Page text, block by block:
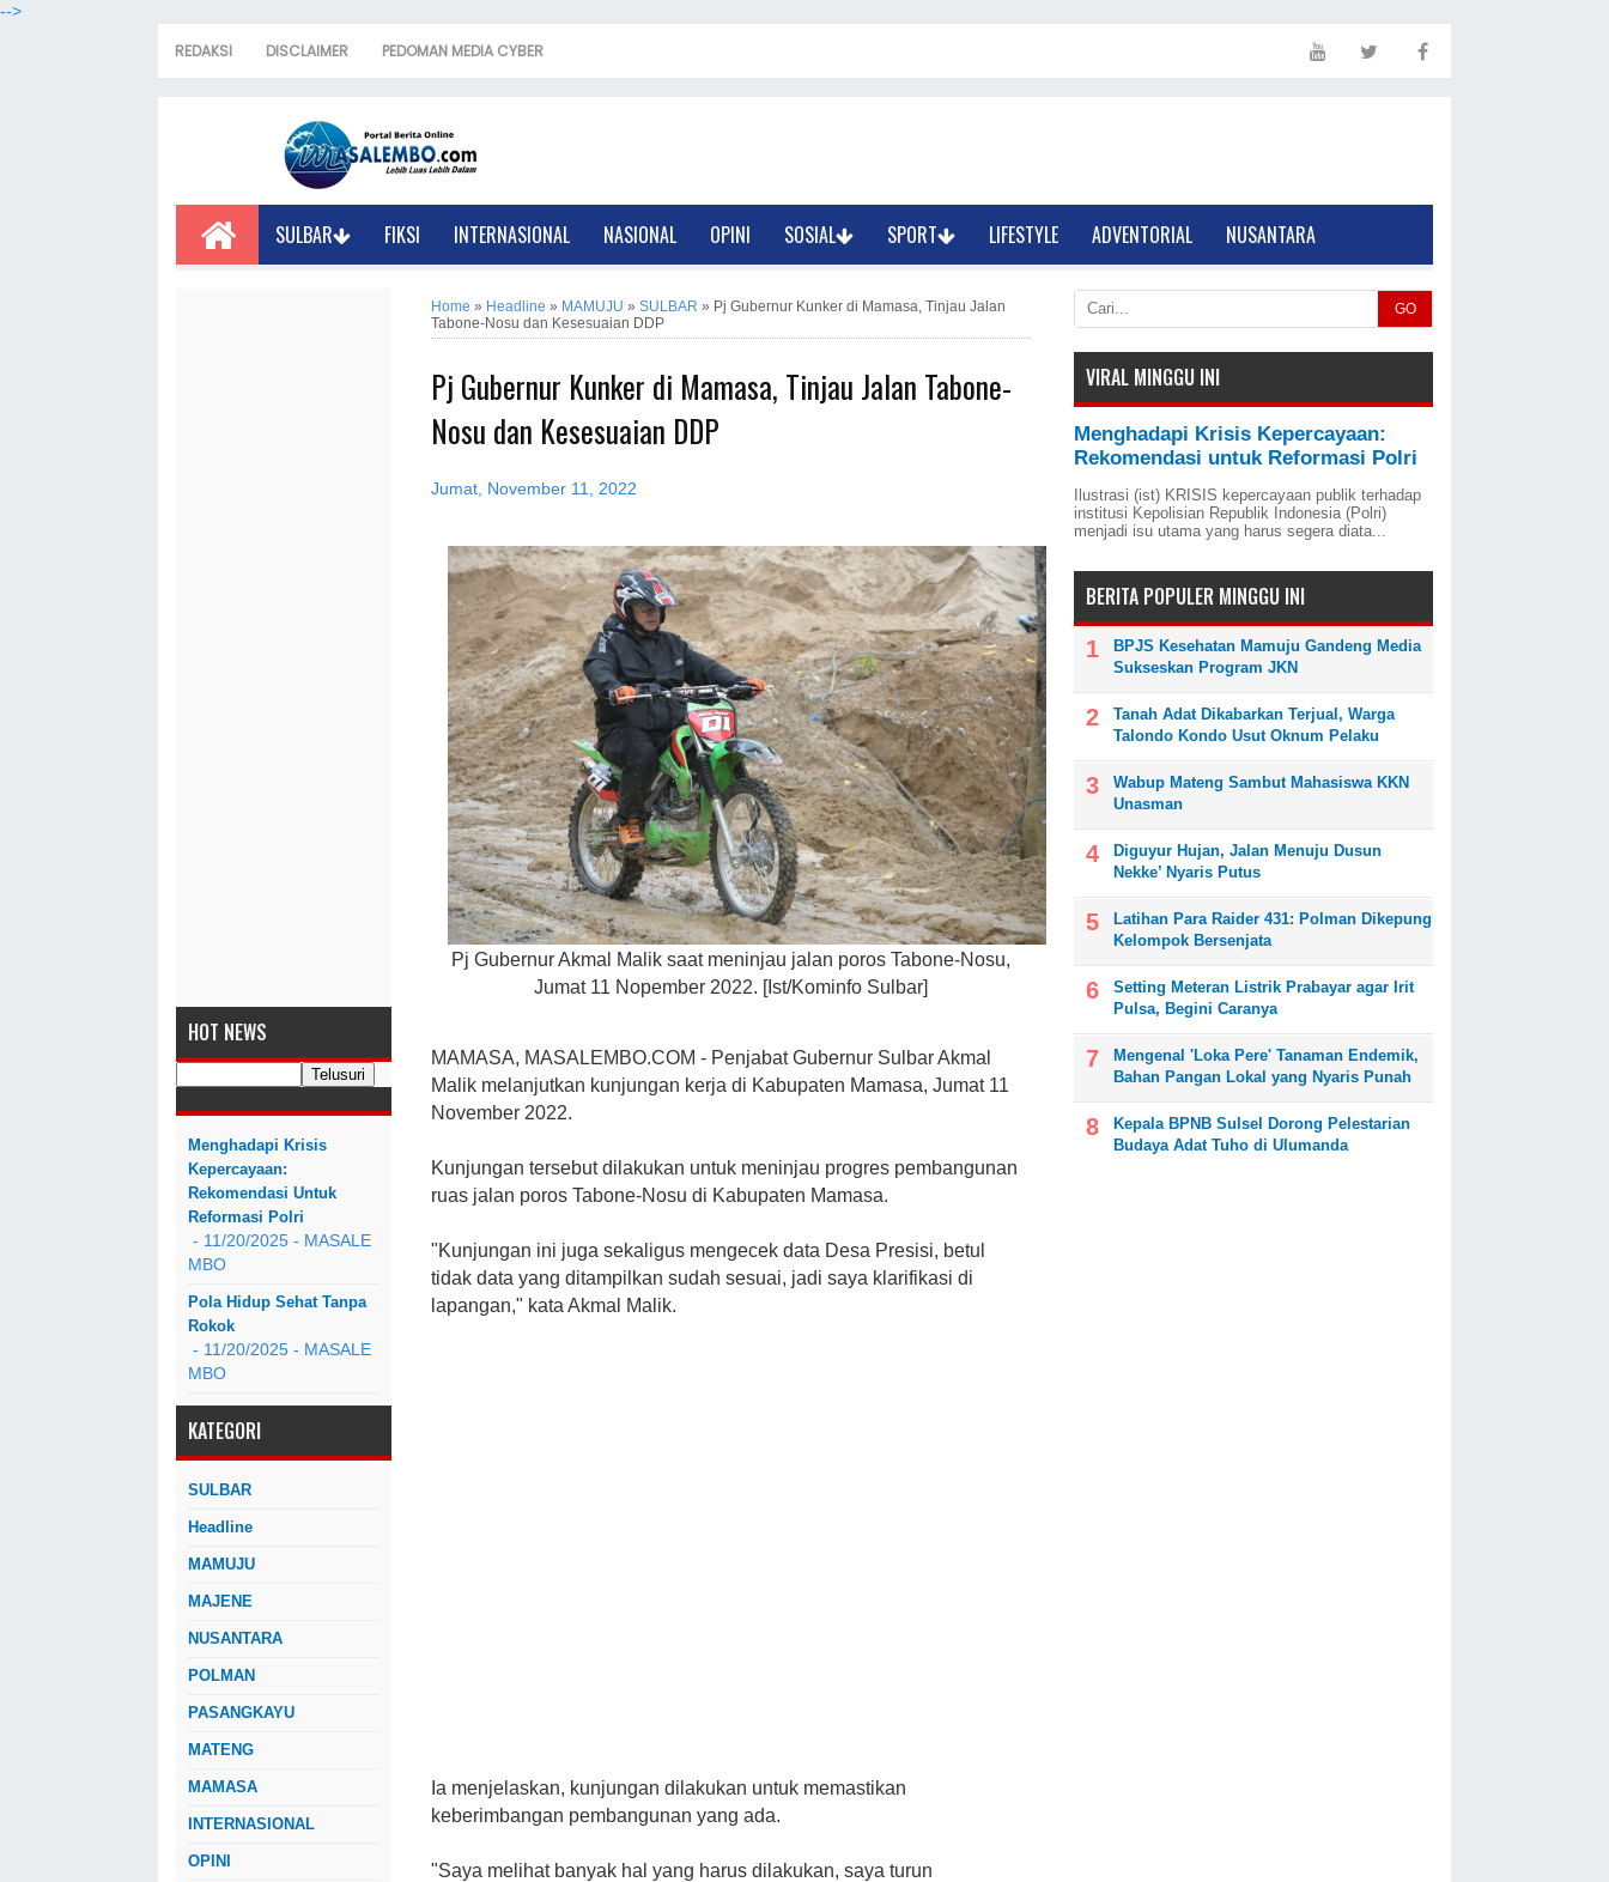
-->
REDAKSI DISCLAIMER PEDOMAN MEDIA CYBER
SULBAR FIKSI INTERNASIONAL NASIONAL OPINI SOSIAL SPORT LIFESTYLE ADVENTORIAL NUSANTARA
HOT NEWS
Menghadapi Krisis
Kepercayaan:
Rekomendasi Untuk
Reformasi Polri
- 11/20/2025 - MASALE
MBO
Pola Hidup Sehat Tanpa
Rokok
- 11/20/2025 - MASALE
MBO
KATEGORI
SULBAR
Headline
MAMUJU
MAJENE
NUSANTARA
POLMAN
PASANGKAYU
MATENG
MAMASA
INTERNASIONAL
OPINI
Home » Headline » MAMUJU » SULBAR » Pj Gubernur Kunker di Mamasa, Tinjau Jalan
Tabone-Nosu dan Kesesuaian DDP
Pj Gubernur Kunker di Mamasa, Tinjau Jalan Tabone-
Nosu dan Kesesuaian DDP
Jumat, November 11, 2022
Pj Gubernur Akmal Malik saat meninjau jalan poros Tabone-Nosu,
Jumat 11 Nopember 2022. [Ist/Kominfo Sulbar]
MAMASA, MASALEMBO.COM - Penjabat Gubernur Sulbar Akmal
Malik melanjutkan kunjungan kerja di Kabupaten Mamasa, Jumat 11
November 2022.
Kunjungan tersebut dilakukan untuk meninjau progres pembangunan
ruas jalan poros Tabone-Nosu di Kabupaten Mamasa.
"Kunjungan ini juga sekaligus mengecek data Desa Presisi, betul
tidak data yang ditampilkan sudah sesuai, jadi saya klarifikasi di
lapangan," kata Akmal Malik.
Ia menjelaskan, kunjungan dilakukan untuk memastikan
keberimbangan pembangunan yang ada.
"Saya melihat banyak hal yang harus dilakukan, saya turun
GO
VIRAL MINGGU INI
Menghadapi Krisis Kepercayaan:
Rekomendasi untuk Reformasi Polri
Ilustrasi (ist) KRISIS kepercayaan publik terhadap
institusi Kepolisian Republik Indonesia (Polri)
menjadi isu utama yang harus segera diata...
BERITA POPULER MINGGU INI
BPJS Kesehatan Mamuju Gandeng Media
Sukseskan Program JKN
Tanah Adat Dikabarkan Terjual, Warga
Talondo Kondo Usut Oknum Pelaku
Wabup Mateng Sambut Mahasiswa KKN
Unasman
Diguyur Hujan, Jalan Menuju Dusun
Nekke’ Nyaris Putus
Latihan Para Raider 431: Polman Dikepung
Kelompok Bersenjata
Setting Meteran Listrik Prabayar agar Irit
Pulsa, Begini Caranya
Mengenal 'Loka Pere' Tanaman Endemik,
Bahan Pangan Lokal yang Nyaris Punah
Kepala BPNB Sulsel Dorong Pelestarian
Budaya Adat Tuho di Ulumanda